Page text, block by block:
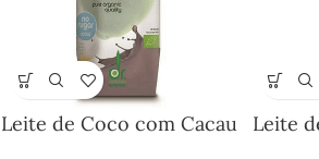
Leite de Coco com Cacau Leite